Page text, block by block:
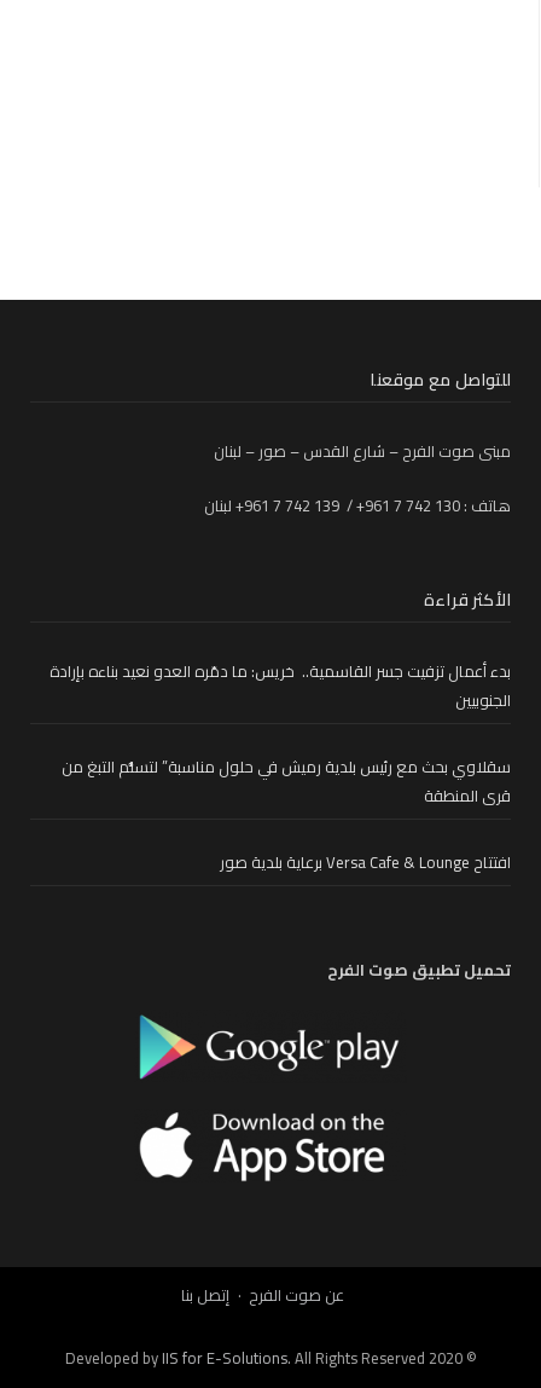
للتواصل مع موقعنا
مبنى صوت الفرح – شارع القدس – صور – لبنان
هاتف : 130 742 7 961+ / 139 742 7 961+ لبنان
الأكثر قراءة
بدء أعمال تزفيت جسر القاسمية.. خريس: ما دمّره العدو نعيد بناءه بإرادة
الجنوبيين
سقلاوي بحث مع رئيس بلدية رميش في حلول مناسبة” لتسلُّم التبغ من
قرى المنطقة
افتتاح Versa Cafe & Lounge برعاية بلدية صور
تحميل تطبيق صوت الفرح
عن صوت الفرح إتصل بنا
© Developed by
IIS for E-Solutions. All Rights Reserved 2020